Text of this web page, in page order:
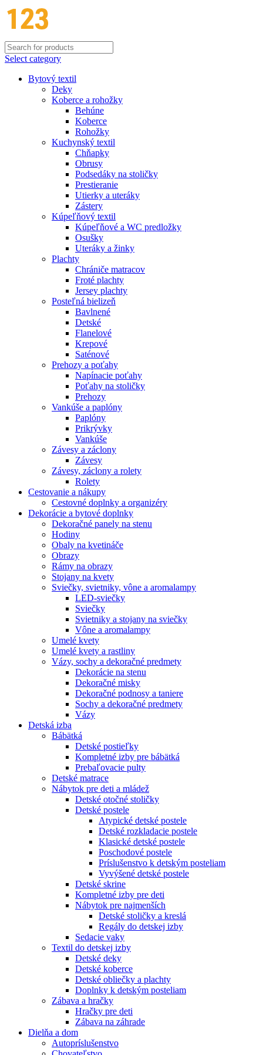
Select category
Bytový textil
Deky
Koberce a rohožky
Behúne
Koberce
Rohožky
Kuchynský textil
Chňapky
Obrusy
Podsedáky na stoličky
Prestieranie
Utierky a uteráky
Zástery
Kúpeľňový textil
Kúpeľňové a WC predložky
Osušky
Uteráky a žinky
Plachty
Chrániče matracov
Froté plachty
Jersey plachty
Posteľná bielizeň
Bavlnené
Detské
Flanelové
Krepové
Saténové
Prehozy a poťahy
Napínacie poťahy
Poťahy na stoličky
Prehozy
Vankúše a paplóny
Paplóny
Prikrývky
Vankúše
Závesy a záclony
Závesy
Závesy, záclony a rolety
Rolety
Cestovanie a nákupy
Cestovné doplnky a organizéry
Dekorácie a bytové doplnky
Dekoračné panely na stenu
Hodiny
Obaly na kvetináče
Obrazy
Rámy na obrazy
Stojany na kvety
Sviečky, svietniky, vône a aromalampy
LED-sviečky
Sviečky
Svietniky a stojany na sviečky
Vône a aromalampy
Umelé kvety
Umelé kvety a rastliny
Vázy, sochy a dekoračné predmety
Dekorácie na stenu
Dekoračné misky
Dekoračné podnosy a taniere
Sochy a dekoračné predmety
Vázy
Detská izba
Bábätká
Detské postieľky
Kompletné izby pre bábätká
Prebaľovacie pulty
Detské matrace
Nábytok pre deti a mládež
Detské otočné stoličky
Detské postele
Atypické detské postele
Detské rozkladacie postele
Klasické detské postele
Poschodové postele
Príslušenstvo k detským posteliam
Vyvýšené detské postele
Detské skrine
Kompletné izby pre deti
Nábytok pre najmenších
Detské stoličky a kreslá
Regály do detskej izby
Sedacie vaky
Textil do detskej izby
Detské deky
Detské koberce
Detské obliečky a plachty
Doplnky k detským posteliam
Zábava a hračky
Hračky pre deti
Zábava na záhrade
Dielňa a dom
Autopríslušenstvo